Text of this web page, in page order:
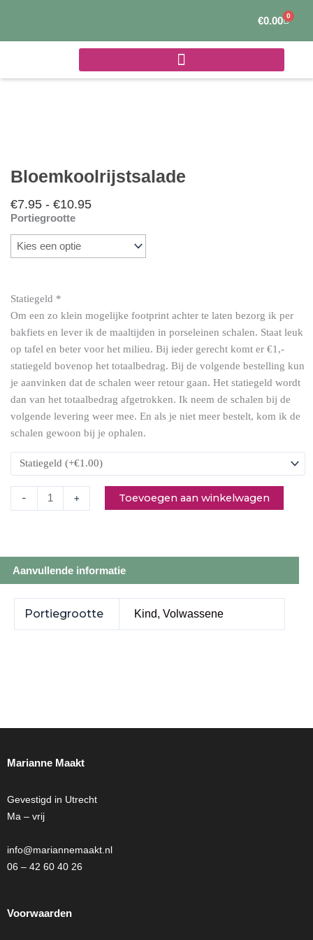
de
€0.00 0
Bloemkoolrijstsalade
€7.95 - €10.95Prijsklasse:
€10.95
Portiegrootte
Statiegeld *
Om een zo klein mogelijke footprint achter te laten bezorg ik per
bakfiets en lever ik de maaltijden in porseleinen schalen. Staat leuk
op tafel en beter voor het milieu. Bij ieder gerecht komt er €1,-
statiegeld bovenop het totaalbedrag. Bij de volgende bestelling kun
je aanvinken dat de schalen weer retour gaan. Het statiegeld wordt
dan van het totaalbedrag afgetrokken. Ik neem de schalen bij de
volgende levering weer mee. En als je niet meer bestelt, kom ik de
schalen gewoon bij je ophalen.
-
Bloemkoolrijstsalade
aantal
+ Toevoegen aan winkelwagen
Aanvullende informatie
Portiegrootte Kind, Volwassene
Marianne Maakt
Gevestigd in Utrecht
Ma – vrij
info@mariannemaakt.nl
06 – 42 60 40 26
Voorwaarden